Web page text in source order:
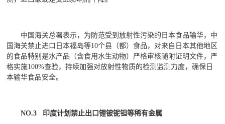
中国海关总署表示，为防范受到放射性污染的日本食品输华，中
国海关禁止进口日本福岛等10个县（都）食品，对来自日本其他地区
的食品特别是水产品（含食用水生动物）严格审核随附证明文件，严
格实施100%查验，持续加强对放射性物质的检测监测力度，确保日
本输华食品安全。
NO.3 印度计划禁止出口锂铍铌钽等稀有金属